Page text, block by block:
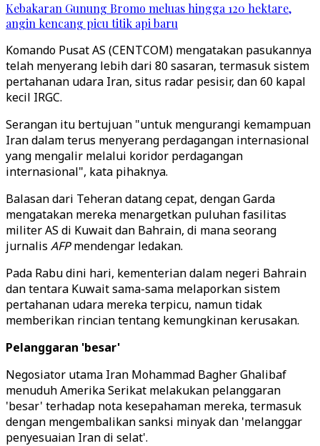
Kebakaran Gunung Bromo meluas hingga 120 hektare,
angin kencang picu titik api baru
Komando Pusat AS (CENTCOM) mengatakan pasukannya
telah menyerang lebih dari 80 sasaran, termasuk sistem
pertahanan udara Iran, situs radar pesisir, dan 60 kapal
kecil IRGC.
Serangan itu bertujuan "untuk mengurangi kemampuan
Iran dalam terus menyerang perdagangan internasional
yang mengalir melalui koridor perdagangan
internasional", kata pihaknya.
Balasan dari Teheran datang cepat, dengan Garda
mengatakan mereka menargetkan puluhan fasilitas
militer AS di Kuwait dan Bahrain, di mana seorang
jurnalis AFPmendengar ledakan.
Pada Rabu dini hari, kementerian dalam negeri Bahrain
dan tentara Kuwait sama-sama melaporkan sistem
pertahanan udara mereka terpicu, namun tidak
memberikan rincian tentang kemungkinan kerusakan.
Pelanggaran 'besar'
Negosiator utama Iran Mohammad Bagher Ghalibaf
menuduh Amerika Serikat melakukan pelanggaran
'besar' terhadap nota kesepahaman mereka, termasuk
dengan mengembalikan sanksi minyak dan 'melanggar
penyesuaian Iran di selat'.